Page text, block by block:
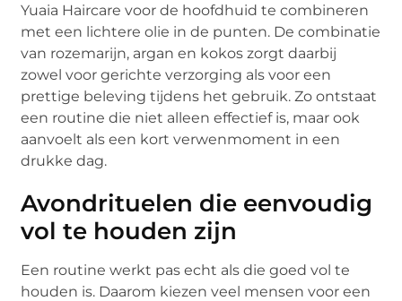
Yuaia Haircare voor de hoofdhuid te combineren
met een lichtere olie in de punten. De combinatie
van rozemarijn, argan en kokos zorgt daarbij
zowel voor gerichte verzorging als voor een
prettige beleving tijdens het gebruik. Zo ontstaat
een routine die niet alleen effectief is, maar ook
aanvoelt als een kort verwenmoment in een
drukke dag.
Avondrituelen die eenvoudig
vol te houden zijn
Een routine werkt pas echt als die goed vol te
houden is. Daarom kiezen veel mensen voor een